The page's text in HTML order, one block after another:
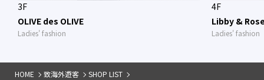
3F
OLIVE des OLIVE
Ladies' fashion
4F
Libby &
Ladies' fashion
HOME 致海外遊客 SHOP LIST